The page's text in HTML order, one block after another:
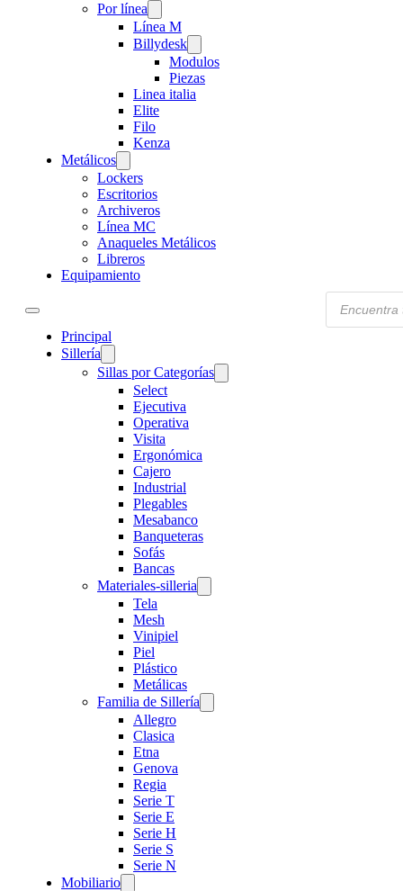
Por línea
Línea M
Billydesk
Modulos
Piezas
Linea italia
Elite
Filo
Kenza
Metálicos
Lockers
Escritorios
Archiveros
Línea MC
Anaqueles Metálicos
Libreros
Equipamiento
Principal
Sillería
Sillas por Categorías
Select
Ejecutiva
Operativa
Visita
Ergonómica
Cajero
Industrial
Plegables
Mesabanco
Banqueteras
Sofás
Bancas
Materiales-silleria
Tela
Mesh
Vinipiel
Piel
Plástico
Metálicas
Familia de Sillería
Allegro
Clasica
Etna
Genova
Regia
Serie T
Serie E
Serie H
Serie S
Serie N
Mobiliario
Products
search